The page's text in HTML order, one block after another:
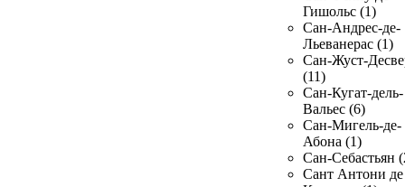
Гишольс (1)
Сан-Андрес-де-
Льеванерас (1)
Сан-Жуст-
(11)
Сан-Кугат-дель-
Вальес (6)
Сан-Мигель-де-
Абона (1)
Сан-Себастьян
Сант Антони де